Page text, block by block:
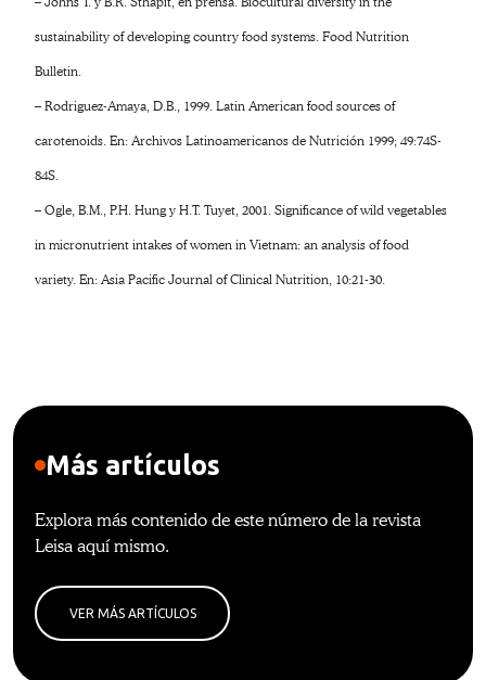
sustainability of developing country food systems. Food Nutrition
Bulletin.
– Rodriguez-Amaya, D.B., 1999. Latin American food sources of
carotenoids. En: Archivos Latinoamericanos de Nutrición 1999; 49:74S-
84S.
– Ogle, B.M., P.H. Hung y H.T. Tuyet, 2001. Significance of wild vegetables
in micronutrient intakes of women in Vietnam: an analysis of food
variety. En: Asia Pacific Journal of Clinical Nutrition, 10:21-30.
Más artículos
Explora más contenido de este número de la revista
Leisa aquí mismo.
VER MÁS ARTÍCULOS